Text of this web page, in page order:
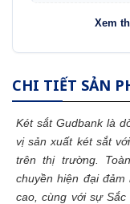
Xem
CHI TIẾT SẢN
Két sắt Gudbank là
vị sản xuất két sắtvới
trên thị trường.
chuyền hiện đại
cao, cùng với sự